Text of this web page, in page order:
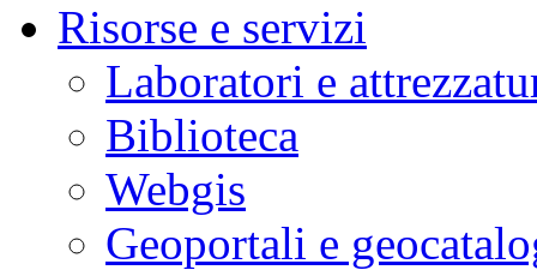
Risorse e servizi
Laboratori e
Biblioteca
Webgis
Geoportali e